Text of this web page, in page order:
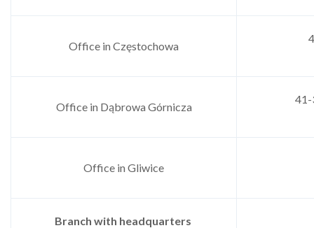
Office in Częstochowa
Office in Dąbrowa Górnicza
41-
Office in Gliwice
Branch with headquarters